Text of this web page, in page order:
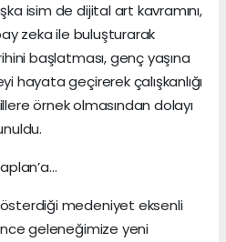
isim de dijital art kavramını,
zeka ile buluşturarak
başlatması, genç yaşına
hayata geçirerek çalışkanlığı
örnek olmasından dolayı
medeniyet eksenli
geleneğimize yeni